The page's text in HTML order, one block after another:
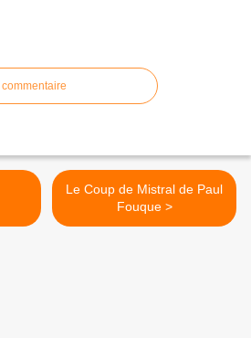
Le Coup de Mistral de Paul
Fouque >